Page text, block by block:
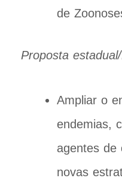
de
Proposta
Ampliar o
endemias,
agentes de
novas